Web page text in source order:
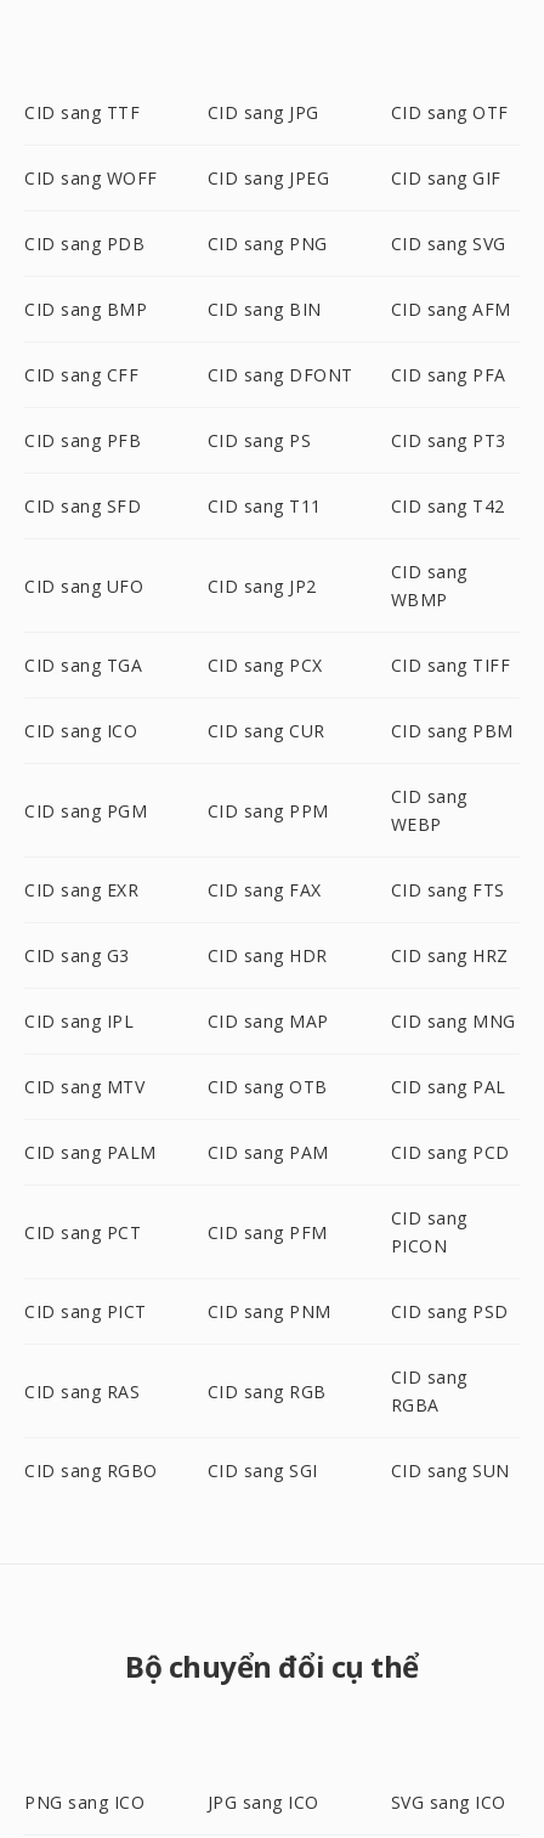
CID sang TTF CID sang JPG CID sang OTF
CID sang WOFF CID sang JPEG CID sang GIF
CID sang PDB CID sang PNG CID sang SVG
CID sang BMP CID sang BIN CID sang AFM
CID sang CFF CID sang DFONT CID sang PFA
CID sang PFB CID sang PS CID sang PT3
CID sang SFD CID sang T11 CID sang T42
CID sang UFO CID sang JP2
CID sang
WBMP
CID sang TGA CID sang PCX CID sang TIFF
CID sang ICO CID sang CUR CID sang PBM
CID sang PGM CID sang PPM
CID sang
WEBP
CID sang EXR CID sang FAX CID sang FTS
CID sang G3 CID sang HDR CID sang HRZ
CID sang IPL CID sang MAP CID sang MNG
CID sang MTV CID sang OTB CID sang PAL
CID sang PALM CID sang PAM CID sang PCD
CID sang PCT CID sang PFM
CID sang
PICON
CID sang PICT CID sang PNM CID sang PSD
CID sang RAS CID sang RGB
CID sang
RGBA
CID sang RGBO CID sang SGI CID sang SUN
Bộ chuyển đổi cụ thể
PNG sang ICO JPG sang ICO SVG sang ICO